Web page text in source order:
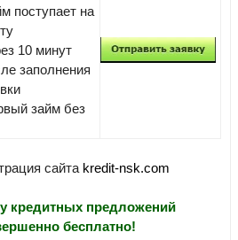
поступает на
10 минут
заполнения
займ без
сайта kredit-nsk.com
кредитных предложений
бесплатно!